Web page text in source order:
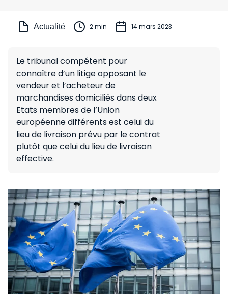
Actualité 2 min 14 mars 2023
Le tribunal compétent pour
connaître d’un litige opposant le
vendeur et l’acheteur de
marchandises domiciliés dans deux
Etats membres de l’Union
européenne différents est celui du
lieu de livraison prévu par le contrat
plutôt que celui du lieu de livraison
effective.